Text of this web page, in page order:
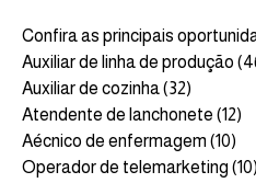
Confira as principais
Auxiliar de linha de produção
Auxiliar de cozinha (32)
Atendente de lanchonete (12)
Aécnico de enfermagem (10)
Operador de telemarketing (10)